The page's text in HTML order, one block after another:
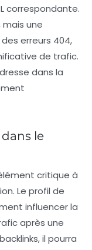
correspondante.
une
erreurs 404,
de trafic.
dans la
le
critique à
Le profil de
influencer la
après une
il pourra